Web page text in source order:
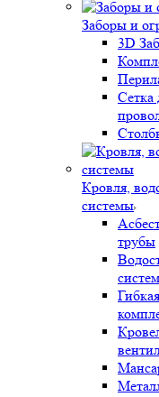
Заборы и
3D
Сетка
Кровля,
системы
трубы